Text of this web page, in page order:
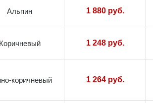
Альпин 1 880 руб.
Коричневый 1 248 руб.
коричневый 1 264 руб.